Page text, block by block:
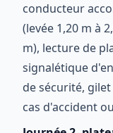
conducteur
(levée 1,20 m à
m), lecture de
signalétique
de sécurité,
cas d'accident